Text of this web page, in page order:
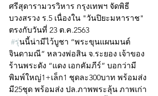
ศรีสุดารามวรวิหาร กรุงเทพฯ จัดพิธี
บวงสรวง ร.5 เนื่องใน "วันปิยะมหาราช"
ตรงกับวันที่ 23 ต.ค.2563
#รุ่นนี้น่ามีไว้บูชา “พระขุนแผนมนต์
จินดามณี” หลวงพ่อสิน จ.ระยอง เจ้าของ
ร้านพระดัง “แดง เอกคัมภีร์” บอกว่ามี
พิมพ์ใหญ่1+เล็ก1 ชุดละ300บาท พร้อมส่ง
มี25ชุด พร้อมส่ง ปล.ภาพพระลุ้น ภาพเก่า